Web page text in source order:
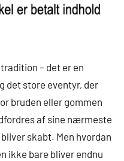
– det er en
det store eventyr, der
bruden eller gommen
af sine nærmeste
skabt. Men hvordan
ikke bare bliver endnu